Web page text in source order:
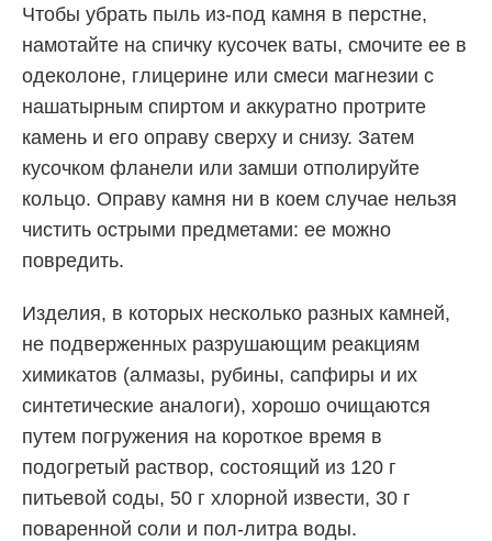
Чтобы убрать пыль из-под камня в перстне,
намотайте на спичку кусочек ваты, смочите ее в
одеколоне, глицерине или смеси магнезии с
нашатырным спиртом и аккуратно протрите
камень и его оправу сверху и снизу. Затем
кусочком фланели или замши отполируйте
кольцо. Оправу камня ни в коем случае нельзя
чистить острыми предметами: ее можно
повредить.
Изделия, в которых несколько разных камней,
не подверженных разрушающим реакциям
химикатов (алмазы, рубины, сапфиры и их
синтетические аналоги), хорошо очищаются
путем погружения на короткое время в
подогретый раствор, состоящий из 120 г
питьевой соды, 50 г хлорной извести, 30 г
поваренной соли и пол-литра воды.